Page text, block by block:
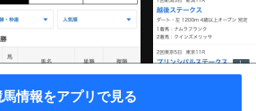
馬情報をアプリで見る